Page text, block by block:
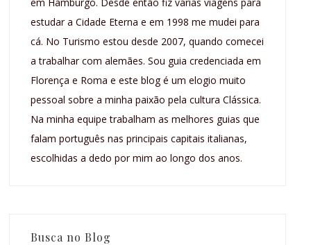
estudar a Cidade Eterna e em 1998 me mudei para
cá. No Turismo estou desde 2007, quando comecei
a trabalhar com alemães. Sou guia credenciada em
Florença e Roma e este blog é um elogio muito
pessoal sobre a minha paixão pela cultura Clássica.
Na minha equipe trabalham as melhores guias que
falam português nas principais capitais italianas,
escolhidas a dedo por mim ao longo dos anos.
Busca no Blog